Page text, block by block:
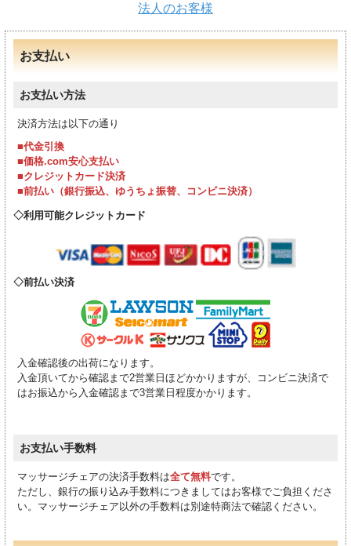
法人のお客様
お支払い
お支払い方法
決済方法は以下の通り
■代金引換
■価格.com安心支払い
■クレジットカード決済
■前払い（銀行振込、ゆうちょ振替、コンビニ決済）
利用可能クレジットカード
前払い決済
入金確認後の出荷になります。
入金頂いてから確認まで2営業日ほどかかりますが、コンビニ決済で
はお振込から入金確認まで3営業日程度かかります。
お支払い手数料
マッサージチェアの決済手数料は全て無料です。
ただし、銀行の振り込み手数料につきましてはお客様でご負担くださ
い。マッサージチェア以外の手数料は別途特商法で確認ください。